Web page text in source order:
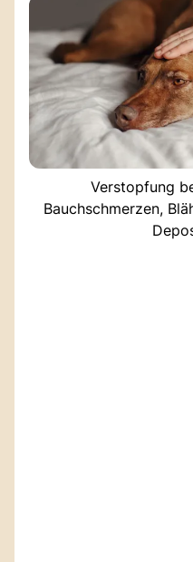
Verstopfung
Bauchschmerzen,